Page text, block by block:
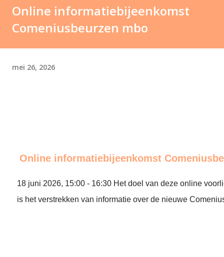
Online informatiebijeenkomst
Comeniusbeurzen mbo
mei 26, 2026
Online informatiebijeenkomst
18 juni 2026, 15:00 - 16:30 Het doel van deze online
is het verstrekken van informatie over de nieuwe